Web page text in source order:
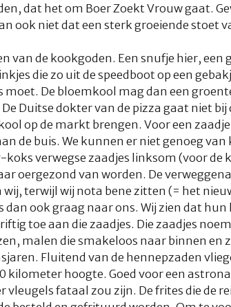
dat het om Boer Zoekt Vrouw gaat.
ook niet dat een sterk groeiende stoet
van de kookgoden. Een snufje hier,
die zo uit de speedboot op een
moet. De bloemkool mag dan een
Duitse dokter van de pizza gaat niet
op de markt brengen. Voor een
de buis. We kunnen er niet genoeg
koksverwegsezaadjes linksom (voor de
oergezond van worden. De
terwijl wij nota bene zitten (= het
dan ook graag naar ons. Wij zien dat
toe aan die zaadjes. Die zaadjes
malen die smakeloos naar binnen en
Fluitend van de hennepzaden
kilometer hoogte. Goed voor een
vleugels fataal zou zijn. De frites die de